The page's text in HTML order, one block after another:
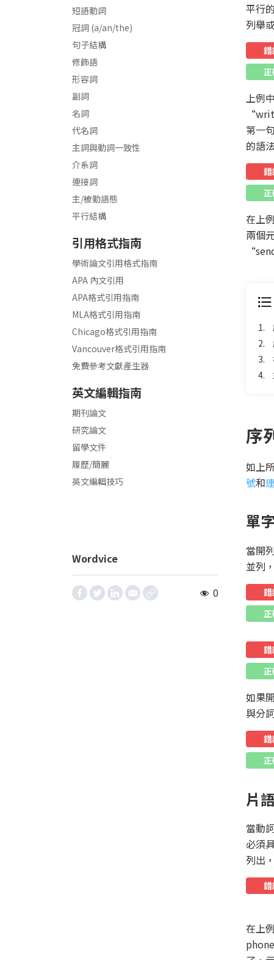
短語動詞
冠詞 (a/an/the)
句子結構
修飾語
形容詞
副詞
名詞
代名詞
主詞與動詞一致性
介系詞
連接詞
主/被動語態
平行結構
引用格式指南
學術論文引用格式指南
APA 內文引用
APA格式引用指南
MLA格式引用指南
Chicago格式引用指南
Vancouver格式引用指南
免費參考文獻產生器
英文編輯指南
期刊論文
研究論文
留學文件
履歷/簡麗
英文編輯技巧
Wordvice
0
平行
列舉
正
上例
第一
的語
正
在上
兩個
1.
2.
3.
4.
序
如上
號和
單
當開
並列，
正
正
如果
與分
正
片
當動
必須
列出
在上